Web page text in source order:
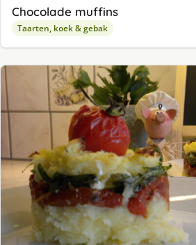
Chocolade muffins
Taarten, koek & gebak